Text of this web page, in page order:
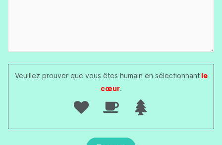
Veuillez prouver que vous êtes humain en sélectionnantle
cœur.